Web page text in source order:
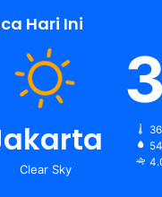
Hari Ini
Clear Sky